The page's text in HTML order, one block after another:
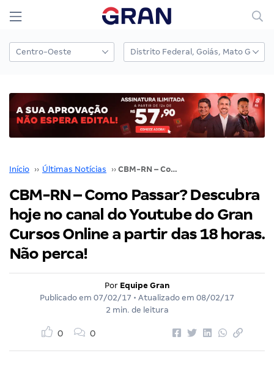
Início ›› Últimas Notícias ›› CBM-RN – Como Passar? Descubra hoje no canal do Youtube do Gran Cursos Online a partir das 18 horas. Não perca!
CBM-RN – Como Passar? Descubra
hoje no canal do Youtube do Gran
Cursos Online a partir das 18 horas.
Não perca!
Por Equipe Gran
Publicado em 07/02/17 • Atualizado em 08/02/17
2 min. de leitura
0 0